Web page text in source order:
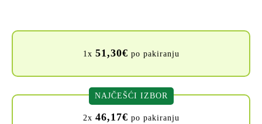
1x 51,30€ po pakiranju
2x 46,17€ po pakiranju
NAJČEŠĆI IZBOR